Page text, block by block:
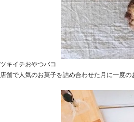
ツキイチおやつバコ
店舗で人気のお菓子を詰め合わせた月に一度の